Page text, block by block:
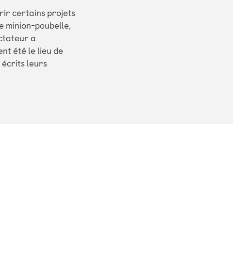
certains projets
minion-poubelle,
a
été le lieu de
écrits leurs